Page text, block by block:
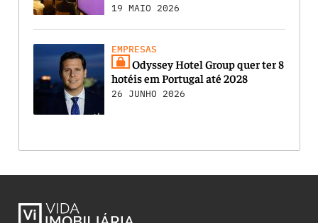
19 MAIO 2026
EMPRESAS
Odyssey Hotel Group quer ter 8
hotéis em Portugal até 2028
26 JUNHO 2026